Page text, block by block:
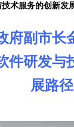
术服务的创新发
府副市长
件研发与
展路径